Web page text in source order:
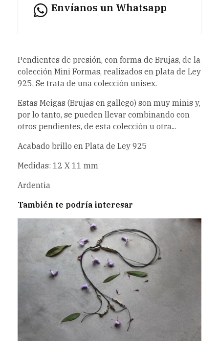
Envíanos un Whatsapp
Pendientes de presión, con forma de Brujas, de la
colección Mini Formas, realizados en plata de Ley
925. Se trata de una colección unisex.
Estas Meigas (Brujas en gallego) son muy minis y,
por lo tanto, se pueden llevar combinando con
otros pendientes, de esta colección u otra...
Acabado brillo en Plata de Ley 925
Medidas: 12 X 11 mm
Ardentia
También te podría interesar